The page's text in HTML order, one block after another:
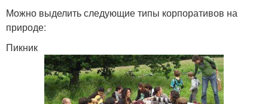
Можно выделить следующие типы корпоративов на
природе:
Пикник